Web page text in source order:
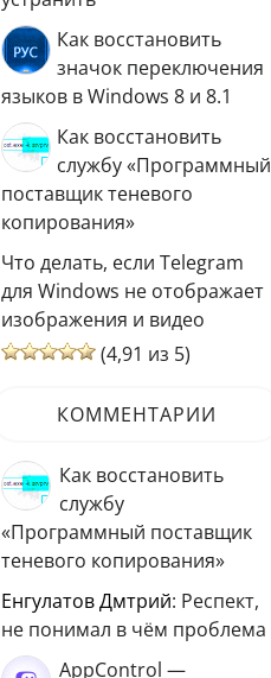
Как восстановить
значок переключения
языков в Windows 8 и 8.1
Как восстановить
службу «Программный
поставщик теневого
копирования»
Что делать, если Telegram
для Windows не отображает
изображения и видео
(4,91 из 5)
КОММЕНТАРИИ
Как восстановить
службу
«Программный поставщик
теневого копирования»
Енгулатов Дмтрий: Респект,
не понимал в чём проблема
AppControl —